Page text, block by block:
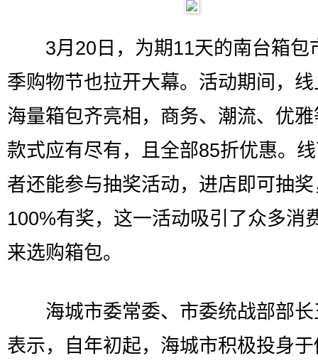
3月20日，为期11天的南台箱包
季购物节也拉开大幕。活动期间，
海量箱包齐亮相，商务、潮流、优
款式应有尽有，且全部85折优惠。
者还能参与抽奖活动，进店即可抽奖
100%有奖，这一活动吸引了众多消
来选购箱包。
海城市委常委、市委统战部部长
表示，自年初起，海城市积极投身